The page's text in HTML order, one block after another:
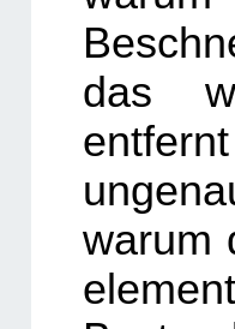
das
warum